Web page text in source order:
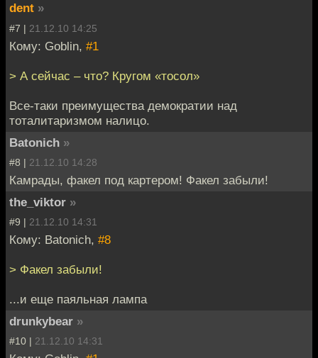
dent »
#7 | 21.12.10 14:25
Кому: Goblin, #1
> А сейчас – что? Кругом «тосол»
Все-таки преимущества демократии над
тоталитаризмом налицо.
Batonich »
#8 | 21.12.10 14:28
Камрады, факел под картером! Факел забыли!
the_viktor »
#9 | 21.12.10 14:31
Кому: Batonich, #8
> Факел забыли!
...и еще паяльная лампа
drunkybear »
#10 | 21.12.10 14:31